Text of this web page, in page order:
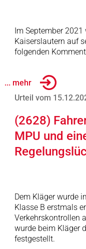
Im September
Kaiserslautern auf
folgenden
... mehr
Urteil vom
(2628)
MPU und
Dem Kläger wurde
Klasse B erstmals
Verkehrskontrollen
wurde beim Kläger
festgestellt.